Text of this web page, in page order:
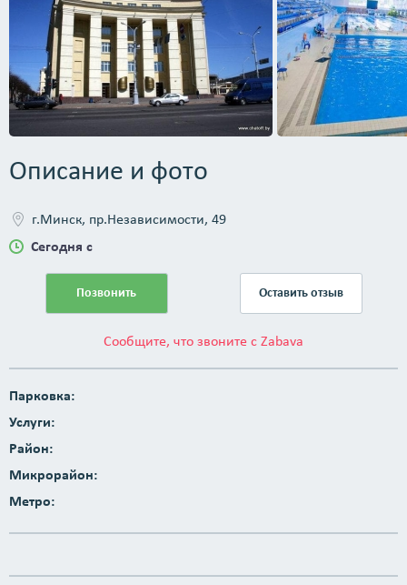
Описание и фото
г.Минск, пр.Независимости, 49
Сегодня с
Позвонить Оставить отзыв
Сообщите, что звоните с Zabava
Парковка:
Услуги:
Район:
Микрорайон:
Метро: